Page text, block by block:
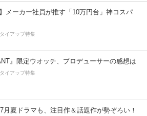
】メーカー社員が推す「10万円台」神コスパ
イアップ特集
』限定ウオッチ、プロデューサーの感想は
イアップ特集
月夏ドラマも、注目作＆話題作が勢ぞろい！